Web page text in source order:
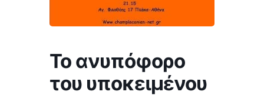
Το ανυπόφορο
του υποκειμένου